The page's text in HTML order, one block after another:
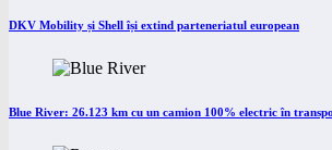
DKV Mobility și Shell își extind parteneriatul european
Blue River: 26.123 km cu un camion 100% electric în